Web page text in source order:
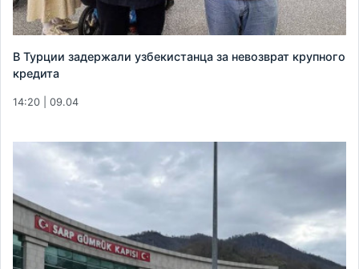
В Турции задержали узбекистанца за невозврат крупного
кредита
14:20 | 09.04